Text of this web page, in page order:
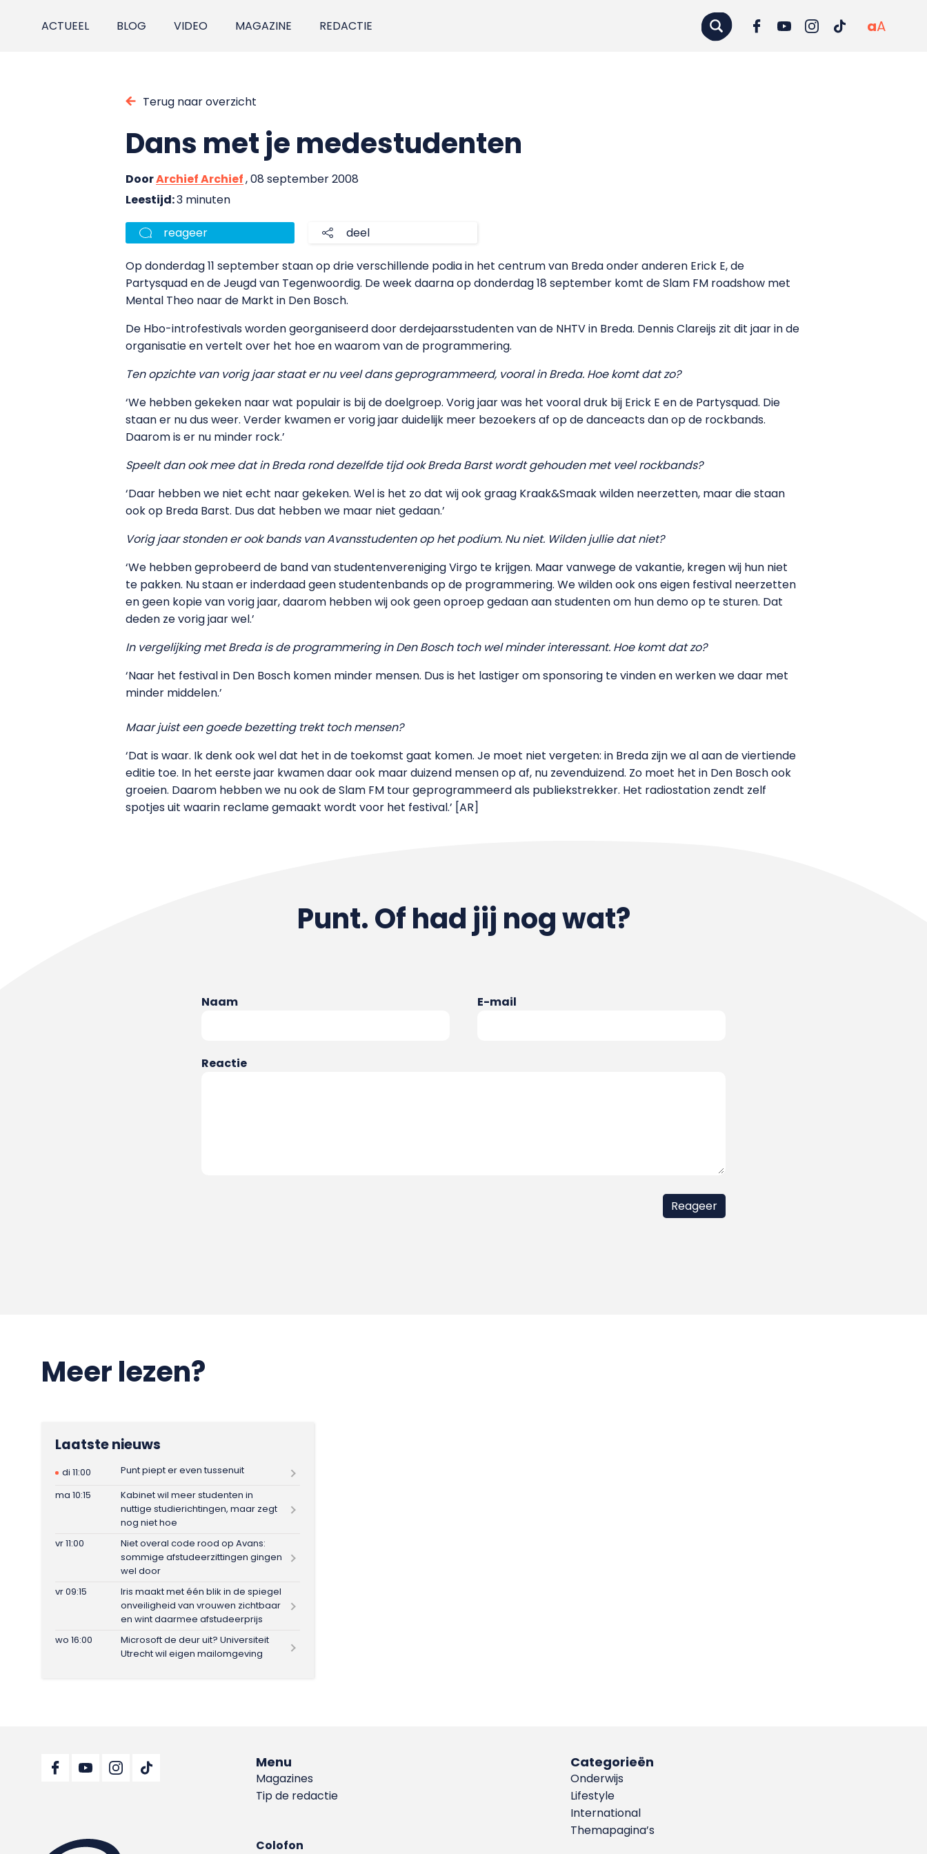
ACTUEEL BLOG VIDEO MAGAZINE REDACTIE aA
Terug naar overzicht
Dans met je medestudenten
DoorArchief Archief, 08 september 2008
Leestijd:3 minuten
reageer deel
Op donderdag 11 september staan op drie verschillende podia in het centrum van Breda onder anderen Erick E, de
Partysquad en de Jeugd van Tegenwoordig. De week daarna op donderdag 18 september komt de Slam FM roadshow met
Mental Theo naar de Markt in Den Bosch.
De Hbo-introfestivals worden georganiseerd door derdejaarsstudenten van de NHTV in Breda. Dennis Clareijs zit dit jaar in de
organisatie en vertelt over het hoe en waarom van de programmering.
Ten opzichte van vorig jaar staat er nu veel dans geprogrammeerd, vooral in Breda. Hoe komt dat zo?
‘We hebben gekeken naar wat populair is bij de doelgroep. Vorig jaar was het vooral druk bij Erick E en de Partysquad. Die
staan er nu dus weer. Verder kwamen er vorig jaar duidelijk meer bezoekers af op de danceacts dan op de rockbands.
Daarom is er nu minder rock.’
Speelt dan ook mee dat in Breda rond dezelfde tijd ook Breda Barst wordt gehouden met veel rockbands?
‘Daar hebben we niet echt naar gekeken. Wel is het zo dat wij ook graag Kraak&Smaak wilden neerzetten, maar die staan
ook op Breda Barst. Dus dat hebben we maar niet gedaan.’
Vorig jaar stonden er ook bands van Avansstudenten op het podium. Nu niet. Wilden jullie dat niet?
‘We hebben geprobeerd de band van studentenvereniging Virgo te krijgen. Maar vanwege de vakantie, kregen wij hun niet
te pakken. Nu staan er inderdaad geen studentenbands op de programmering. We wilden ook ons eigen festival neerzetten
en geen kopie van vorig jaar, daarom hebben wij ook geen oproep gedaan aan studenten om hun demo op te sturen. Dat
deden ze vorig jaar wel.’
In vergelijking met Breda is de programmering in Den Bosch toch wel minder interessant. Hoe komt dat zo?
‘Naar het festival in Den Bosch komen minder mensen. Dus is het lastiger om sponsoring te vinden en werken we daar met
minder middelen.’
Maar juist een goede bezetting trekt toch mensen?
‘Dat is waar. Ik denk ook wel dat het in de toekomst gaat komen. Je moet niet vergeten: in Breda zijn we al aan de viertiende
editie toe. In het eerste jaar kwamen daar ook maar duizend mensen op af, nu zevenduizend. Zo moet het in Den Bosch ook
groeien. Daarom hebben we nu ook de Slam FM tour geprogrammeerd als publiekstrekker. Het radiostation zendt zelf
spotjes uit waarin reclame gemaakt wordt voor het festival.’ [AR]
Punt. Of had jij nog wat?
Naam E-mail
Reactie
Meer lezen?
Laatste nieuws
di 11:00
Punt piept er even tussenuit
ma 10:15
Kabinet wil meer studenten in
nuttige studierichtingen, maar zegt
nog niet hoe
vr 11:00
Niet overal code rood op Avans:
sommige afstudeerzittingen gingen
wel door
vr 09:15
Iris maakt met één blik in de spiegel
onveiligheid van vrouwen zichtbaar
en wint daarmee afstudeerprijs
wo 16:00
Microsoft de deur uit? Universiteit
Utrecht wil eigen mailomgeving
Menu
Magazines
Tip de redactie
Categorieën
Onderwijs
Lifestyle
International
Themapagina’s
Colofon